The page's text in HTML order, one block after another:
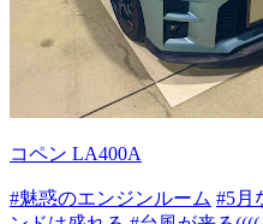
コペン LA400A
#魅惑のエンジンルーム #5月